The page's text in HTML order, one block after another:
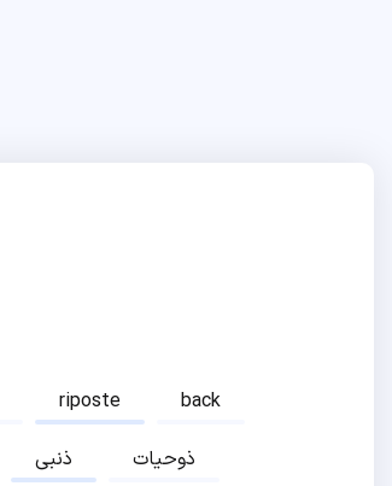
riposte
back
ذنبی
ذوحیات